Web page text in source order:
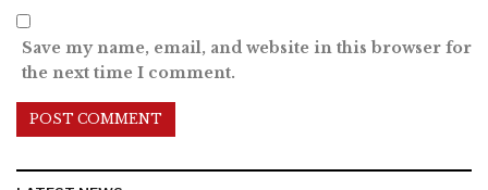
Save my name, email, and website in this browser for
the next time I comment.